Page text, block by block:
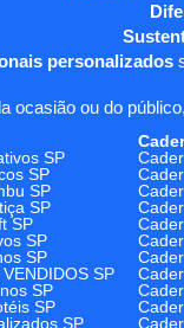
personalizados
ocasião ou do
SP
SP
SP
SP
SP
SP
SP
SP
SP
SP
SP